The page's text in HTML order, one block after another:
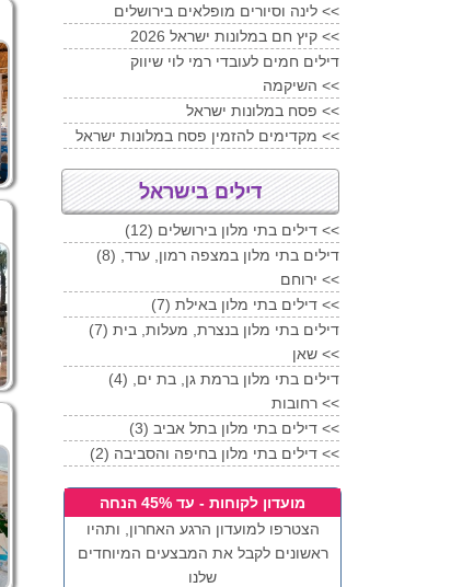
לינה וסיורים מופלאים בירושלים <<
קיץ חם במלונות ישראל 2026 <<
דילים חמים לעובדי רמי לוי שיווק
השיקמה <<
פסח במלונות ישראל <<
מקדימים להזמין פסח במלונות ישראל <<
דילים בישראל
(12) דילים בתי מלון בירושלים <<
(8) דילים בתי מלון במצפה רמון, ערד,
ירוחם <<
(7) דילים בתי מלון באילת <<
(7) דילים בתי מלון בנצרת, מעלות, בית
שאן <<
(4) דילים בתי מלון ברמת גן, בת ים,
רחובות <<
(3) דילים בתי מלון בתל אביב <<
(2) דילים בתי מלון בחיפה והסביבה <<
מועדון לקוחות - עד 45% הנחה
הצטרפו למועדון הרגע האחרון, ותהיו
ראשונים לקבל את המבצעים המיוחדים
שלנו